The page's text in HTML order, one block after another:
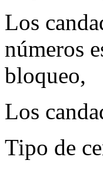
Los
números
bloqueo,
Los
Tipo de